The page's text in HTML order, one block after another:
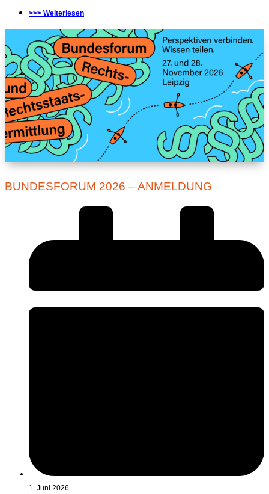
>>> Weiterlesen
BUNDESFORUM 2026 – ANMELDUNG
1. Juni 2026